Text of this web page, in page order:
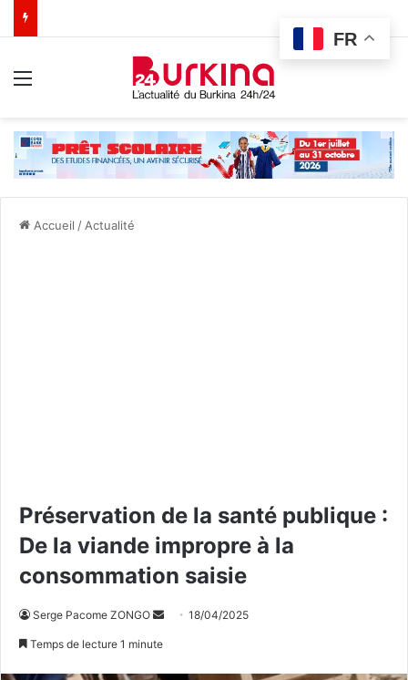
Accueil / Actualité
Préservation de la santé publique :
De la viande impropre à la
consommation saisie
Serge Pacome ZONGO 18/04/2025
Temps de lecture 1 minute
FR